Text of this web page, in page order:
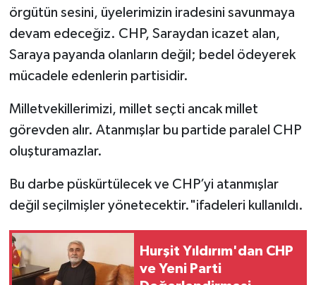
örgütün sesini, üyelerimizin iradesini savunmaya
devam edeceğiz. CHP, Saraydan icazet alan,
Saraya payanda olanların değil; bedel ödeyerek
mücadele edenlerin partisidir.
Milletvekillerimizi, millet seçti ancak millet
görevden alır. Atanmışlar bu partide paralel CHP
oluşturamazlar.
Bu darbe püskürtülecek ve CHP’yi atanmışlar
değil seçilmişler yönetecektir."ifadeleri kullanıldı.
Hurşit Yıldırım'dan CHP
ve Yeni Parti